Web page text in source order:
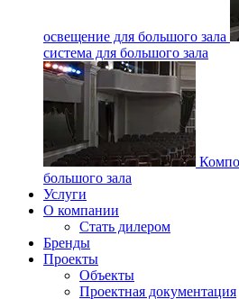
освещение для большого зала
система для большого зала
большого зала
Услуги
О компании
Стать дилером
Бренды
Проекты
Объекты
Проектная документация